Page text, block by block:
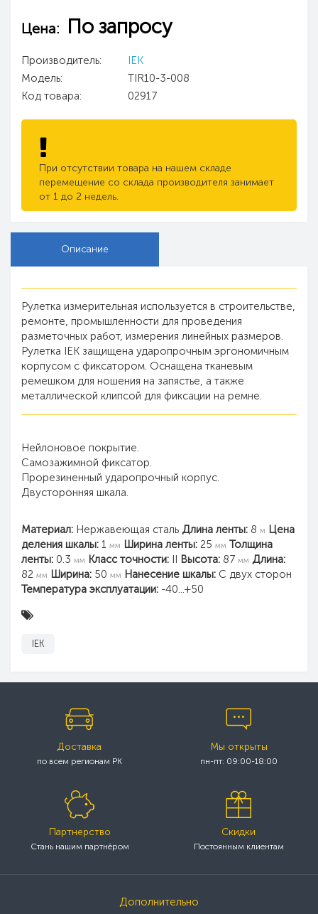
Цена: По запросу
Производитель:
IEK
Модель:
TIR10-3-008
Код товара:
02917
При отсутствии товара на нашем складе
перемещение со склада производителя занимает
от 1 до 2 недель.
Описание
Рулетка измерительная используется в строительстве,
ремонте, промышленности для проведения
разметочных работ, измерения линейных размеров.
Рулетка IEK защищена ударопрочным эргономичным
корпусом с фиксатором. Оснащена тканевым
ремешком для ношения на запястье, а также
металлической клипсой для фиксации на ремне.
Нейлоновое покрытие.
Самозажимной фиксатор.
Прорезиненный ударопрочный корпус.
Двусторонняя шкала.
Материал: Нержавеющая сталь Длина ленты: 8 м Цена
деления шкалы: 1 мм Ширина ленты: 25 мм Толщина
ленты: 0.3 мм Класс точности: II Высота: 87 мм Длина:
82 мм Ширина: 50 мм Нанесение шкалы: С двух сторон
Температура эксплуатации: -40...+50
IEK
Доставка
по всем регионам РК
Мы открыты
пн-пт: 09:00-18:00
Партнерство
Стань нашим партнёром
Скидки
Постоянным клиентам
Дополнительно